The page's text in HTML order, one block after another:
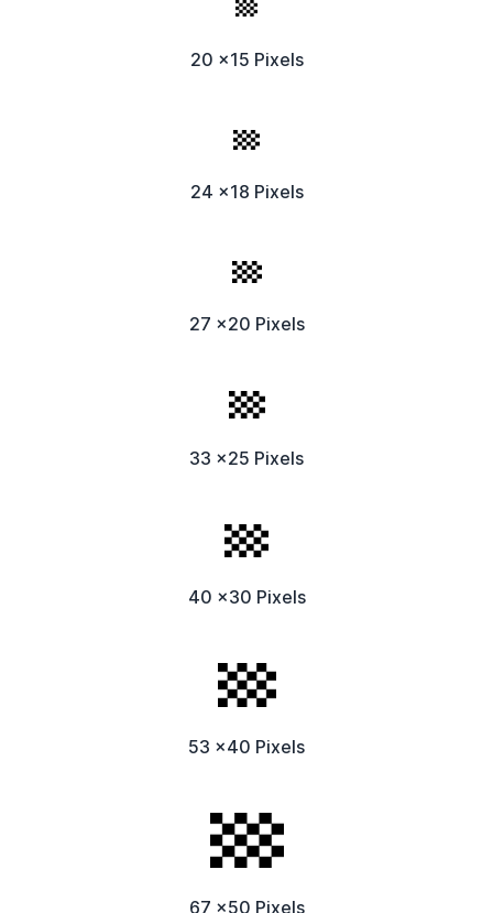
20 x15 Pixels
24 x18 Pixels
27 x20 Pixels
33 x25 Pixels
40 x30 Pixels
53 x40 Pixels
67 x50 Pixels